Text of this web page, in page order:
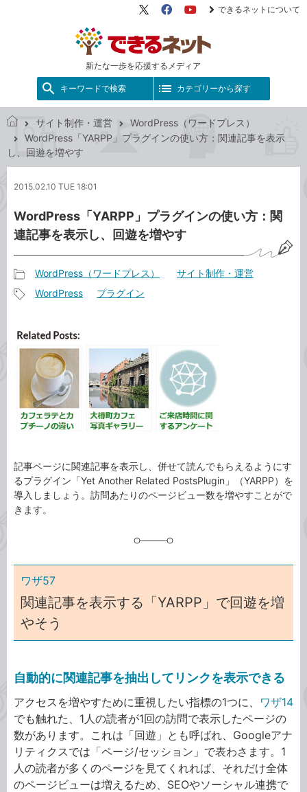
新たな一歩を応援するメディア
X（旧
FacebookYouTube
できるネットについて
キーワードで検索 カテゴリーから探す
で
き
ッ
サイト制作・運営
WordPress（ワードプレス）
WordPress「YARPP」プラグインの使い方：関連記事を表示
し、回遊を増やす
2015.02.10 TUE 18:01
WordPress「YARPP」プラグインの使い方：関
連記事を表示し、回遊を増やす
事
テ
ゴ
WordPress（ワードプレス） サイト制作・運営
タ
WordPress プラグイン
記事ページに関連記事を表示し、併せて読んでもらえるようにす
るプラグイン「Yet Another Related PostsPlugin」（YARPP）を
導入しましょう。訪問あたりのページビュー数を増やすことがで
きます。
ワザ57
関連記事を表示する「YARPP」で回遊を増
やそう
自動的に関連記事を抽出してリンクを表示できる
アクセスを増やすために重視したい指標の1つに、 ワザ14
でも触れた、1人の読者が1回の訪問で表示したページの
数があります。これは「回遊」とも呼ばれ、Googleアナ
リティクスでは「ページ/セッション」で表わさます。1
人の読者が多くのページを見てくれれば、それだけ全体
のページビューは増えるため、SEOやソーシャル連携で